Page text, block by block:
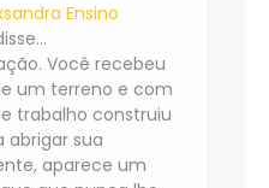
Ensino
Você recebeu
um terreno e com
trabalho construiu
abrigar sua
aparece um